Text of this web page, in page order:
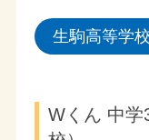
生駒高等学校
Wくん 中学